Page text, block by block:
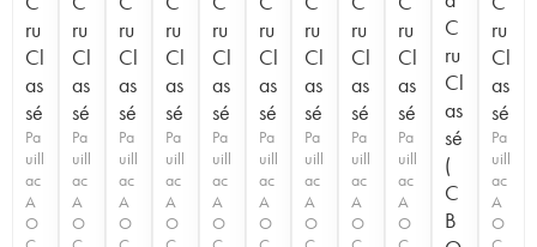
ru
Cl
as
sé
Pa
uill
ac
A
O
ru
Cl
as
sé
Pa
uill
ac
A
O
ru
Cl
as
sé
Pa
uill
ac
A
O
ru
Cl
as
sé
Pa
uill
ac
A
O
ru
Cl
as
sé
Pa
uill
ac
A
O
ru
Cl
as
sé
Pa
uill
ac
A
O
ru
Cl
as
sé
Pa
uill
ac
A
O
ru
Cl
as
sé
Pa
uill
ac
A
O
ru
Cl
as
sé
Pa
uill
ac
A
O
C
ru
Cl
as
sé
(
C
B
ru
Cl
as
sé
Pa
uill
ac
A
O